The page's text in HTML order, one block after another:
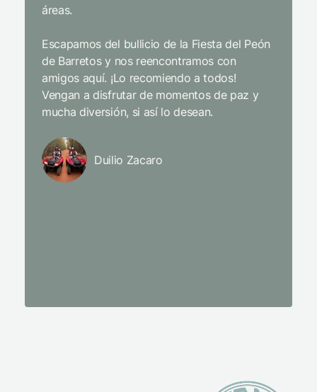
áreas.
Escapamos del bullicio de la Fiesta del Peón
de Barretos y nos reencontramos con
amigos aquí. ¡Lo recomiendo a todos!
Vengan a disfrutar de momentos de paz y
mucha diversión, si así lo desean.
Duilio Zacaro